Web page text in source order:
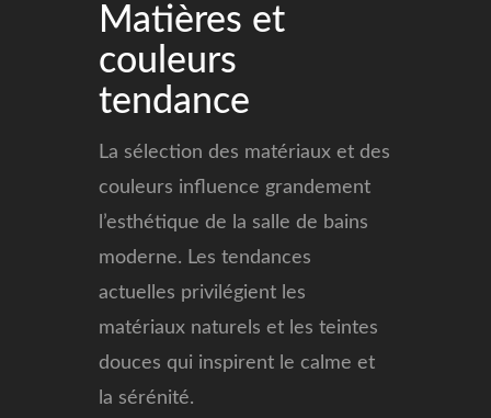
Matières et
couleurs
tendance
La sélection des matériaux et des
couleurs influence grandement
l’esthétique de la salle de bains
moderne. Les tendances
actuelles privilégient les
matériaux naturels et les teintes
douces qui inspirent le calme et
la sérénité.